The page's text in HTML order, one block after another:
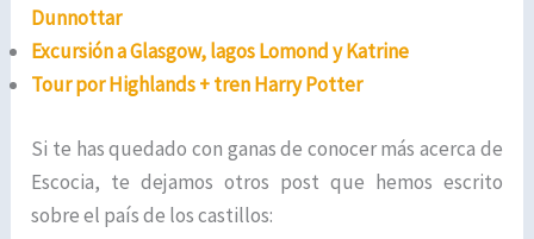
Dunnottar
Excursión a Glasgow, lagos Lomond y Katrine
Tour por Highlands + tren Harry Potter
Si te has quedado con ganas de conocer más acerca de
Escocia, te dejamos otros post que hemos escrito
sobre el país de los castillos: